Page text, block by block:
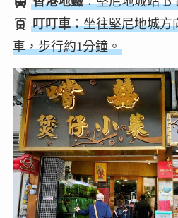
叮叮車：坐往堅尼地城方
車，步行約1分鐘。